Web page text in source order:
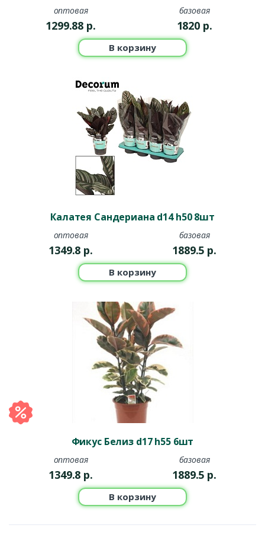
оптовая
1299.88 р.
базовая
1820 р.
В корзину
Калатея Сандериана d14 h50 8шт
оптовая
1349.8 р.
базовая
1889.5 р.
В корзину
Фикус Белиз d17 h55 6шт
оптовая
1349.8 р.
базовая
1889.5 р.
В корзину